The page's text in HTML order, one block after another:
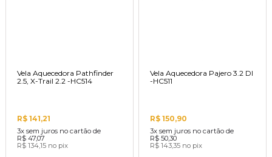
Vela Aquecedora Pathfinder
2.5, X-Trail 2.2 -HC514
R$ 141,21
3x sem juros no cartão de
R$ 47,07
R$ 134,15 no pix
Vela Aquecedora Pajero 3.2 DI
-HC511
R$ 150,90
3x sem juros no cartão de
R$ 50,30
R$ 143,35 no pix